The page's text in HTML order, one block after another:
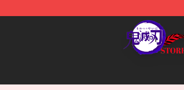
Kimetsu no Yaiba Store - Official Kimetsu